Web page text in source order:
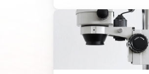
conformités, en analysant
causes, et en mettant en
des actions correctives. Il
également d'évaluer
ces actions.